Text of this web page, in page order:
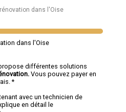
dans l'Oise
différentes solutions
Vous pouvez payer en
*
avec un technicien de
en détail le